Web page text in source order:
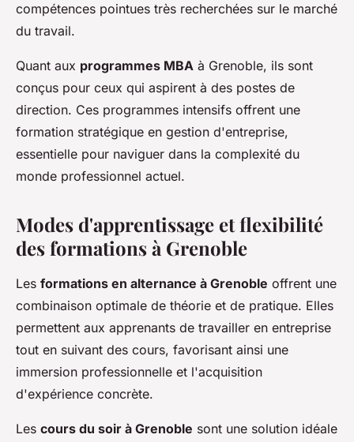
compétences pointues très recherchées sur le marché
du travail.
Quant aux programmes MBA à Grenoble, ils sont
conçus pour ceux qui aspirent à des postes de
direction. Ces programmes intensifs offrent une
formation stratégique en gestion d'entreprise,
essentielle pour naviguer dans la complexité du
monde professionnel actuel.
Modes d'apprentissage et flexibilité
des formations à Grenoble
Les formations en alternance à Grenoble offrent une
combinaison optimale de théorie et de pratique. Elles
permettent aux apprenants de travailler en entreprise
tout en suivant des cours, favorisant ainsi une
immersion professionnelle et l'acquisition
d'expérience concrète.
Les cours du soir à Grenoble sont une solution idéale